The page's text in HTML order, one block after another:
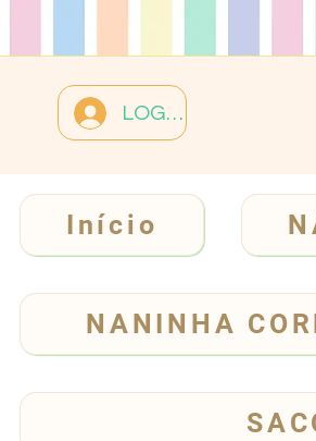
LOGIN
Início
NANINHA